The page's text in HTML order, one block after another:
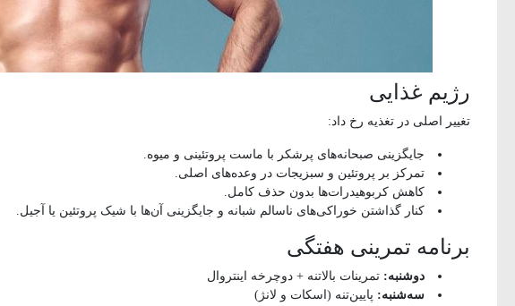
رژیم غذایی
تغییر اصلی در تغذیه رخ داد:
جایگزینی صبحانه‌های پرشکر با ماست پروتئینی و میوه.
تمرکز بر پروتئین و سبزیجات در وعده‌های اصلی.
کاهش کربوهیدرات‌ها بدون حذف کامل.
کنار گذاشتن خوراکی‌های ناسالم شبانه و جایگزینی آن‌ها با شیک پروتئین یا آجیل.
برنامه تمرینی هفتگی
دوشنبه: تمرینات بالاتنه + دوچرخه اینتروال
سه‌شنبه: پایین‌تنه (اسکات و لانژ)